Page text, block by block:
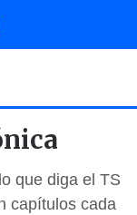
que diga el TS
capítulos cada